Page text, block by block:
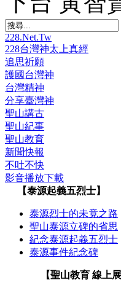
228.Net.Tw
228台灣神太上真經
追思祈願
護國台灣神
台灣精神
分享臺灣神
聖山講古
聖山紀事
聖山教育
新聞快報
不吐不快
影音播放下載
【泰源起義五烈士】
泰源烈士的未竟之路
聖山泰源立碑的省思
紀念泰源起義五烈士
泰源事件紀念碑
【聖山教育 線上展